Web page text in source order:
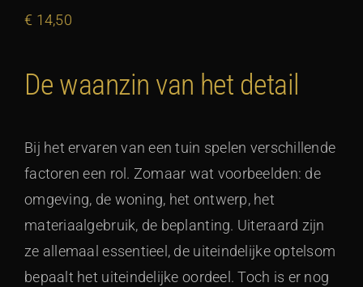
€ 14,50
De waanzin van het detail
Bij het ervaren van een tuin spelen verschillende
factoren een rol. Zomaar wat voorbeelden: de
omgeving, de woning, het ontwerp, het
materiaalgebruik, de beplanting. Uiteraard zijn
ze allemaal essentieel, de uiteindelijke optelsom
bepaalt het uiteindelijke oordeel. Toch is er nog